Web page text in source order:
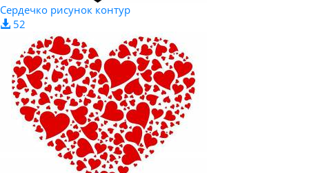
Сердечко рисунок контур
52